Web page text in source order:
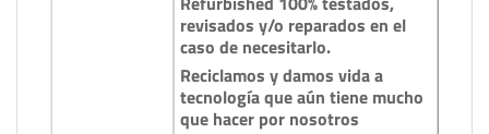
revisados y/o reparados en el
caso de necesitarlo.
Reciclamos y damos vida a
tecnología que aún tiene mucho
que hacer por nosotros